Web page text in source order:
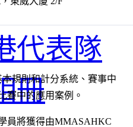
代表隊
冊
規則和計分系統、賽事中
賽中的應用案例。
員將獲得由MMASAHKC